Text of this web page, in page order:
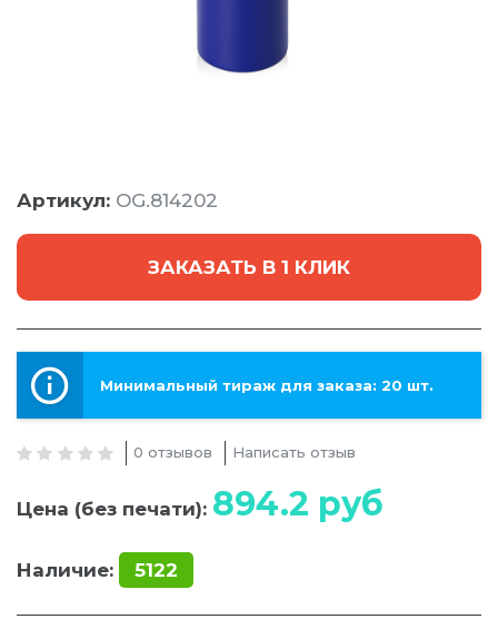
Артикул: OG.814202
ЗАКАЗАТЬ В 1 КЛИК
Минимальный тираж для заказа: 20 шт.
0 отзывов Написать отзыв
Цена (без печати): 894.2 руб
Наличие: 5122